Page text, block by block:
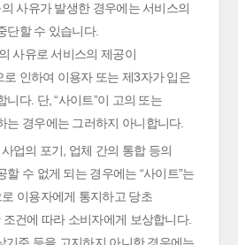
사유가 발생한 경우에는 서비스의
단할 수 있습니다.
사유로 서비스의 제공이
인하여 이용자 또는 제3자가 입은
니다. 단, “사이트”이 고의 또는
는 경우에는 그러하지 아니합니다.
업의 포기, 업체 간의 통합 등의
할 수 없게 되는 경우에는 “사이트”는
이용자에게 통지하고 당초
조건에 따라 소비자에게 보상합니다.